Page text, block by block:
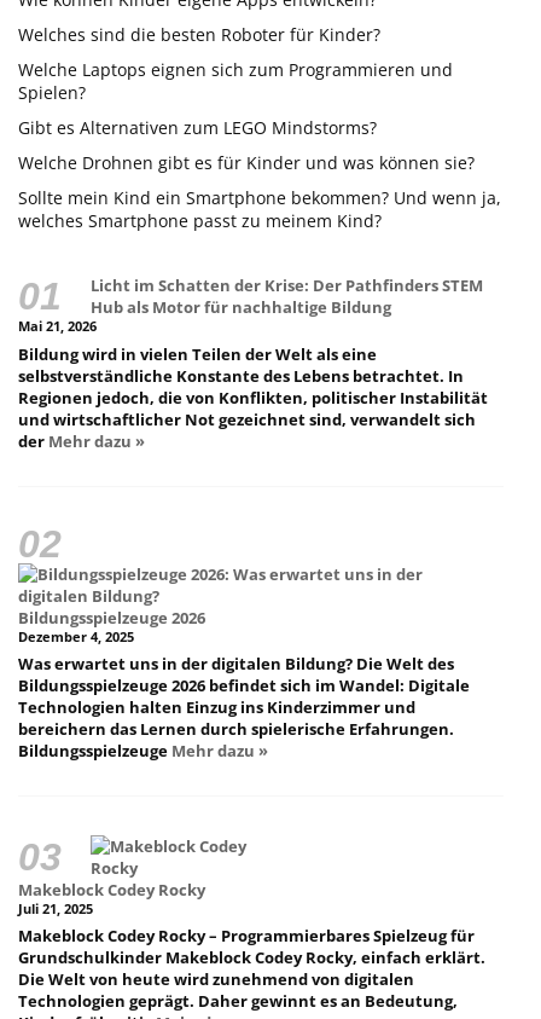
Welches sind die besten Roboter für Kinder?
Welche Laptops eignen sich zum Programmieren und
Spielen?
Gibt es Alternativen zum LEGO Mindstorms?
Welche Drohnen gibt es für Kinder und was können sie?
Sollte mein Kind ein Smartphone bekommen? Und wenn ja,
welches Smartphone passt zu meinem Kind?
Licht im Schatten der Krise: Der Pathfinders STEM
Hub als Motor für nachhaltige Bildung
Mai 21, 2026
Bildung wird in vielen Teilen der Welt als eine
selbstverständliche Konstante des Lebens betrachtet. In
Regionen jedoch, die von Konflikten, politischer Instabilität
und wirtschaftlicher Not gezeichnet sind, verwandelt sich
der Mehr dazu »
Bildungsspielzeuge 2026
Dezember 4, 2025
Was erwartet uns in der digitalen Bildung? Die Welt des
Bildungsspielzeuge 2026 befindet sich im Wandel: Digitale
Technologien halten Einzug ins Kinderzimmer und
bereichern das Lernen durch spielerische Erfahrungen.
Bildungsspielzeuge Mehr dazu »
Makeblock Codey Rocky
Juli 21, 2025
Makeblock Codey Rocky – Programmierbares Spielzeug für
Grundschulkinder Makeblock Codey Rocky, einfach erklärt.
Die Welt von heute wird zunehmend von digitalen
Technologien geprägt. Daher gewinnt es an Bedeutung,